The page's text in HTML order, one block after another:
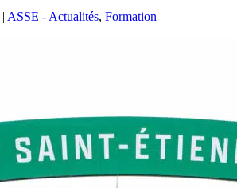
| ASSE - Actualités, Formation